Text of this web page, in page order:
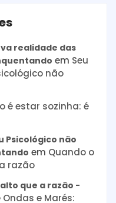
realidade das
em Seu
não
é estar sozinha: é
Psicológico não
em Quando o
razão
que a razão -
Ondas e Marés: